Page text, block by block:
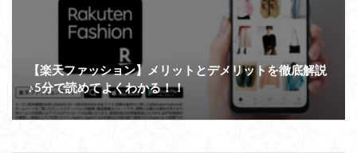
【楽天ファッション】メリットとデメリットを徹底解説
♪5分で読めてよくわかる！！